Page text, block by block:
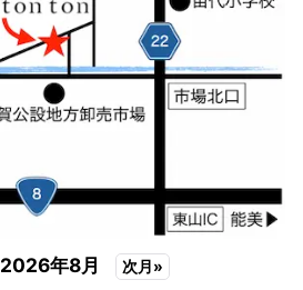
2026年8月 次月»